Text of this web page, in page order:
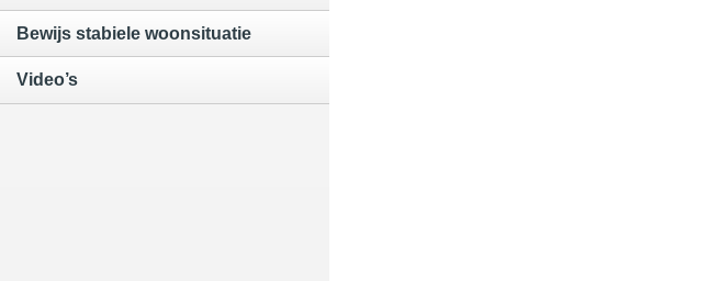
Bewijs stabiele woonsituatie
Video’s